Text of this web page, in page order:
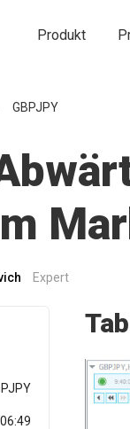
Produkt
GBPJPY
Expert